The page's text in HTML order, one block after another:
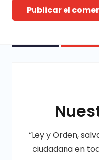
Publicar el
“Ley y Orden,
ciudadana en